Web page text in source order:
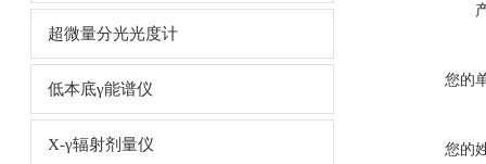
超微量分光光度计
低本底γ能谱仪
X-γ辐射剂量仪
您的
您的